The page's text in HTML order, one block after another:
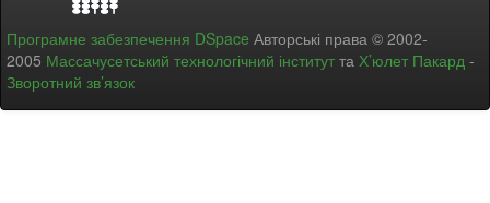
Програмне забезпечення DSpace Авторські права © 2002-
2005 Массачусетський технологічний інститут та Х’юлет Пакард -
Зворотний зв’язок